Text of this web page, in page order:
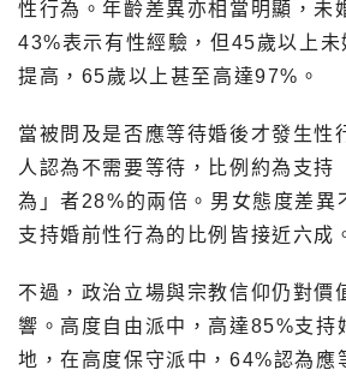
性行為。年齡差異亦相當明顯，未
43%表示有性經驗，但45歲以上未
提高，65歲以上甚至高達97%。
當被問及是否應等待婚後才發生性
人認為不需要等待，比例約為支持
為」者28%的兩倍。男女態度差異
支持婚前性行為的比例皆接近六成
不過，政治立場與宗教信仰仍對價
響。高度自由派中，高達85%支持
地，在高度保守派中，64%認為應